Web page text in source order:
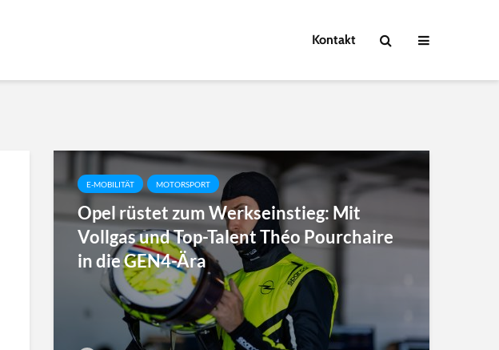
Kontakt
E-MOBILITÄT MOTORSPORT
Opel rüstet zum Werkseinstieg: Mit
Vollgas und Top-Talent Théo Pourchaire
in die GEN4-Ära